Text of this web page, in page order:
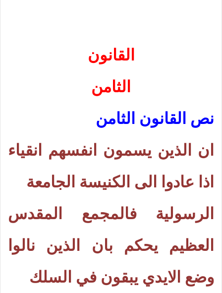
القانون
الثامن
نص القانون الثامن
ان الذين يسمون انفسهم انقياء
اذا عادوا الى الكنيسة الجامعة
الرسولية فالمجمع المقدس
العظيم يحكم بان الذين نالوا
وضع الايدي يبقون في السلك